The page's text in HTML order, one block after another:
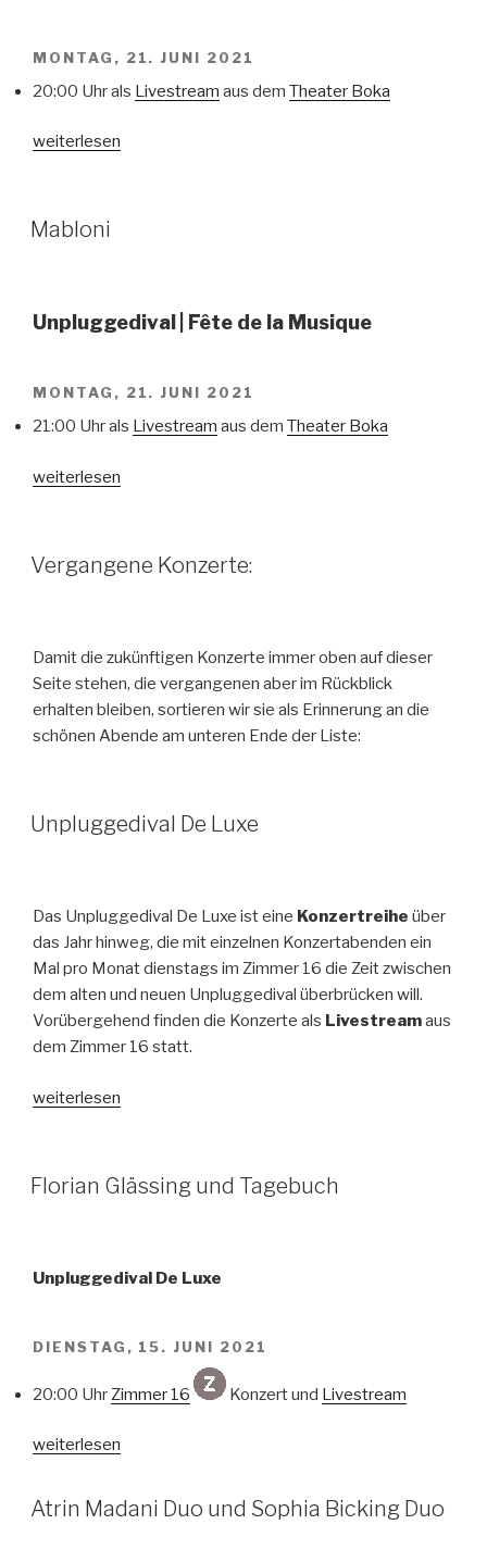
MONTAG, 21. JUNI 2021
20:00 Uhr als Livestream aus dem Theater Boka
„Rainer
weiterlesen
VERÖFFENTLICHT
AM
Mabloni
Unpluggedival | Fête de la Musique
MONTAG, 21. JUNI 2021
21:00 Uhr als Livestream aus dem Theater Boka
„Mabloni“
weiterlesen
VERÖFFENTLICHT
AM
Vergangene Konzerte:
Damit die zukünftigen Konzerte immer oben auf dieser
Seite stehen, die vergangenen aber im Rückblick
erhalten bleiben, sortieren wir sie als Erinnerung an die
schönen Abende am unteren Ende der Liste:
VERÖFFENTLICHT
AM
Unpluggedival De Luxe
Das Unpluggedival De Luxe ist eine Konzertreihe über
das Jahr hinweg, die mit einzelnen Konzertabenden ein
Mal pro Monat dienstags im Zimmer 16 die Zeit zwischen
dem alten und neuen Unpluggedival überbrücken will.
Vorübergehend finden die Konzerte als Livestreamaus
dem Zimmer 16 statt.
„Unpluggedival
weiterlesen
VERÖFFENTLICHT
AM
Florian Glässing und Tagebuch
Unpluggedival De Luxe
DIENSTAG, 15. JUNI 2021
20:00 Uhr Zimmer 16 Konzert und Livestream
„Florian
und
Tagebuch“
weiterlesen
VERÖFFENTLICHT
AM
Atrin Madani Duo und Sophia Bicking Duo